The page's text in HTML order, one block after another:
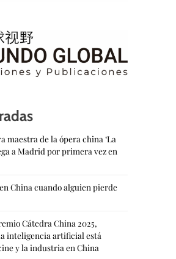
maestra de la ópera china ‘La
a Madrid por primera vez en
China cuando alguien pierde
Cátedra China 2025,
inteligencia artificial está
y la industria en China